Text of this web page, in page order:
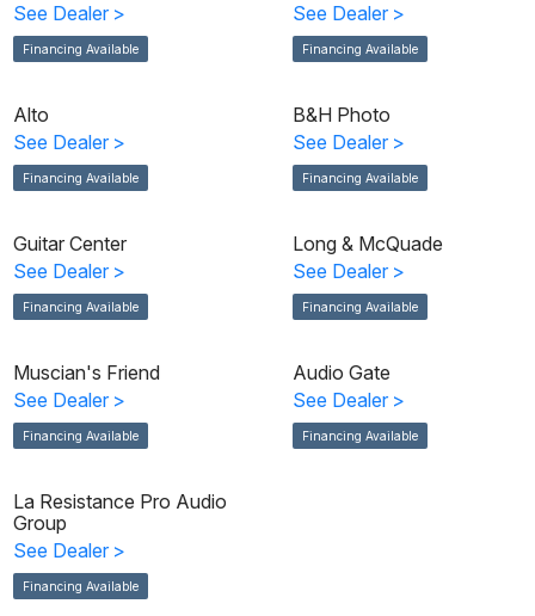
See Dealer >
Financing Available
See Dealer >
Financing Available
Alto
See Dealer >
Financing Available
B&H Photo
See Dealer >
Financing Available
Guitar Center
See Dealer >
Financing Available
Long & McQuade
See Dealer >
Financing Available
Muscian's Friend
See Dealer >
Financing Available
Audio Gate
See Dealer >
Financing Available
La Resistance Pro Audio
Group
See Dealer >
Financing Available